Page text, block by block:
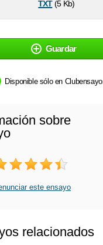
(5 Kb)
Guardar
Disponible sólo en
sobre
este ensayo
relacionados